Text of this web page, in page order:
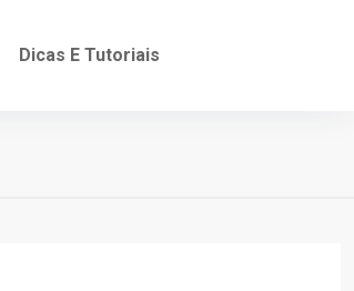
Dicas E Tutoriais